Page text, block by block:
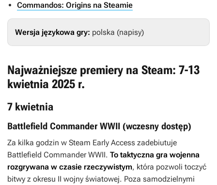
Commandos: Origins na Steamie
Wersja językowa gry: polska (napisy)
Najważniejsze premiery na Steam: 7-13
kwietnia 2025 r.
7 kwietnia
Battlefield Commander WWII (wczesny dostęp)
Za kilka godzin w Steam Early Access zadebiutuje
Battlefield Commander WWII. To taktyczna gra wojenna
rozgrywana w czasie rzeczywistym, która pozwoli toczyć
bitwy z okresu II wojny światowej. Poza samodzielnymi